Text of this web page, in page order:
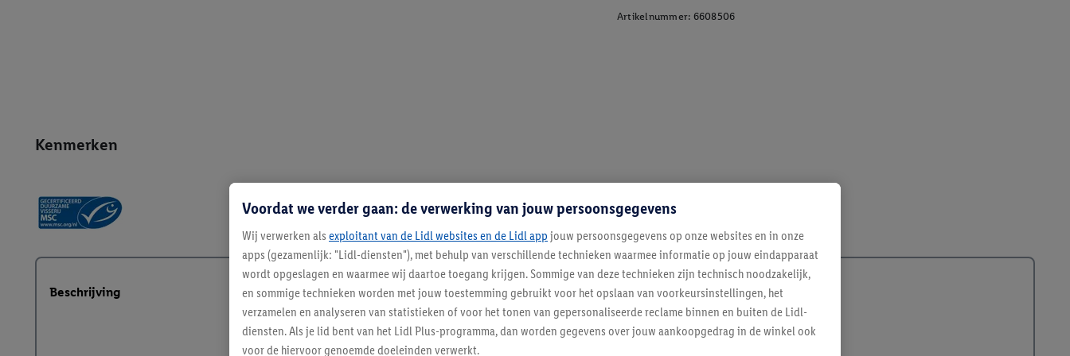
Kenmerken
Artikelnummer: 6608506
Beschrijving
Voordat we verder gaan: de verwerking van jouw persoonsgegevens
Wij verwerken als exploitant van de Lidl websites en de Lidl app jouw persoonsgegevens op onze websites en in onze
apps (gezamenlijk: "Lidl-diensten"), met behulp van verschillende technieken waarmee informatie op jouw eindapparaat
wordt opgeslagen en waarmee wij daartoe toegang krijgen. Sommige van deze technieken zijn technisch noodzakelijk,
en sommige technieken worden met jouw toestemming gebruikt voor het opslaan van voorkeursinstellingen, het
verzamelen en analyseren van statistieken of voor het tonen van gepersonaliseerde reclame binnen en buiten de Lidl-
diensten. Als je lid bent van het Lidl Plus-programma, dan worden gegevens over jouw aankoopgedrag in de winkel ook
voor de hiervoor genoemde doeleinden verwerkt.